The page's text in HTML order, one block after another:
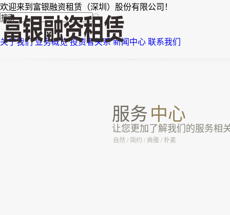
欢迎来到富银融资租赁（深圳）股份有限公司！
关于我们 业务概览 投资者关系 新闻中心 联系我们
服务 中心
让您更加了解我们的服务相
自然 / 简约 / 典雅 / 朴素